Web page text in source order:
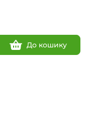
До кошику